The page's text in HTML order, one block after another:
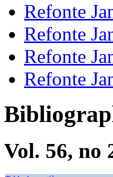
Refonte
Refonte
Refonte
Refonte
Vol. 56, no